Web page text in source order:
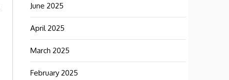
June 2025
April 2025
March 2025
February 2025